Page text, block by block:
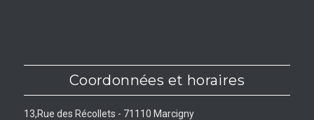
Coordonnées et horaires
13,Rue des Récollets - 71110 Marcigny